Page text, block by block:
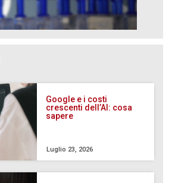
Google e i costi
crescenti dell’AI: cosa
sapere
Luglio 23, 2026